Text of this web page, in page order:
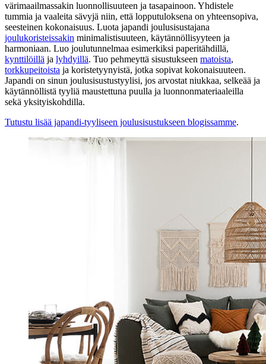
värimaailmassakin luonnollisuuteen ja tasapainoon. Yhdistele
tummia ja vaaleita sävyjä niin, että lopputuloksena on yhteensopiva,
seesteinen kokonaisuus. Luota japandi joulusisustajana
joulukoristeissakin minimalistisuuteen, käytännöllisyyteen ja
harmoniaan. Luo joulutunnelmaa esimerkiksi paperitähdillä,
kynttilöillä ja lyhdyillä. Tuo pehmeyttä sisustukseen matoista,
torkkupeitoista ja koristetyynyistä, jotka sopivat kokonaisuuteen.
Japandi on sinun joulusisustustyylisi, jos arvostat niukkaa, selkeää ja
käytännöllistä tyyliä maustettuna puulla ja luonnonmateriaaleilla
sekä yksityiskohdilla.
Tutustu lisää japandi-tyyliseen joulusisustukseen blogissamme.